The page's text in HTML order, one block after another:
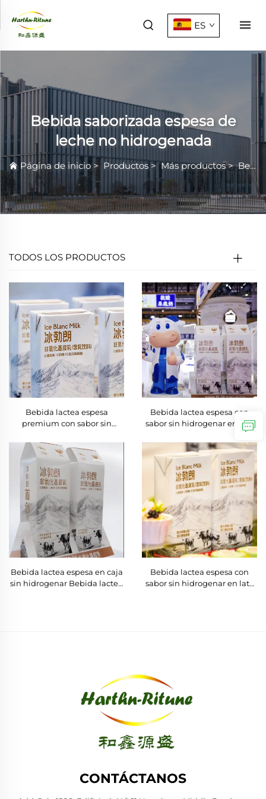
ES
Bebida saborizada espesa de
leche no hidrogenada
Página de inicio > Productos>Más productos>Bebida saborizada espesa de leche no hidrogenada
TODOS LOS PRODUCTOS
Bebida lactea espesa
premium con sabor sin
lacteo procesado
Bebida lactea espesa con
sabor sin hidrogenar en lata
directamente
Bebida lactea espesa en caja
sin hidrogenar Bebida lactea
Bebida lactea espesa con
sabor sin hidrogenar en lata
CONTÁCTANOS